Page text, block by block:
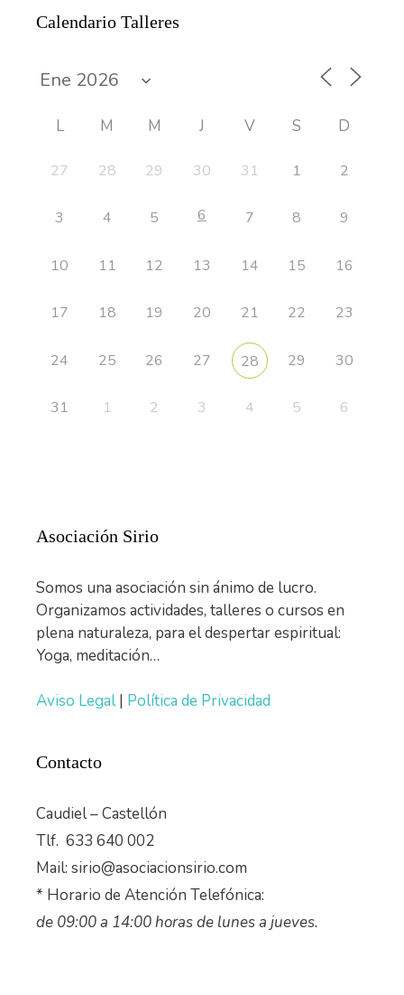
Calendario Talleres
L M M J V S D
27 28 29 30 31 1 2
3 4 5 6 7 8 9
10 11 12 13 14 15 16
17 18 19 20 21 22 23
24 25 26 27 28 29 30
31 1 2 3 4 5 6
Asociación Sirio
Somos una asociación sin ánimo de lucro.
Organizamos actividades, talleres o cursos en
plena naturaleza, para el despertar espiritual:
Yoga, meditación…
Aviso Legal| Política de Privacidad
Contacto
Caudiel – Castellón
Tlf. 633 640 002
Mail: sirio@asociacionsirio.com
* Horario de Atención Telefónica:
de 09:00 a 14:00 horas de lunes a jueves.